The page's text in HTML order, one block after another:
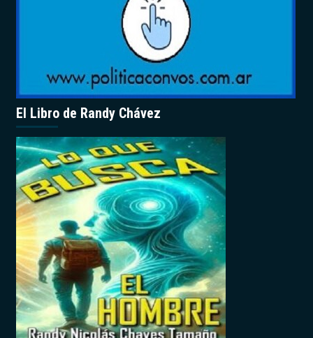
El Libro de Randy Chávez